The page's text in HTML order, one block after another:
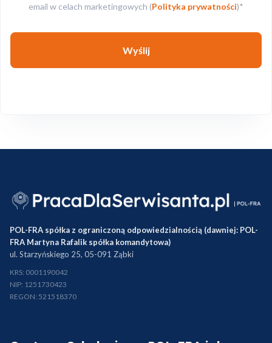
email w celach marketingowych (Polityka prywatności)*
Wyślij
POL-FRA spółka z ograniczoną odpowiedzialnością (dawniej: POL-
FRA Martyna Rafalik spółka komandytowa)
ul. Starzyńskiego 25, 05-091 Ząbki
KRS: 0001190042
NIP: 1251730423
REGON: 521518370